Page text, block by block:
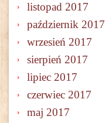
listopad 2017
październik 2017
wrzesień 2017
sierpień 2017
lipiec 2017
czerwiec 2017
maj 2017